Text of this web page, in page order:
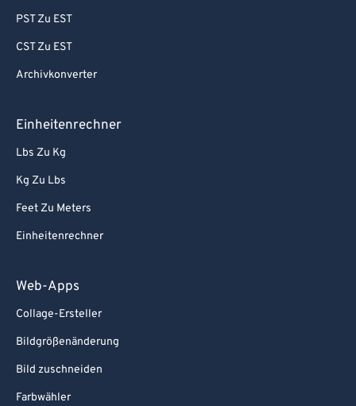
PST Zu EST
CST Zu EST
Archivkonverter
Einheitenrechner
Lbs Zu Kg
Kg Zu Lbs
Feet Zu Meters
Einheitenrechner
Web-Apps
Collage-Ersteller
Bildgrößenänderung
Bild zuschneiden
Farbwähler